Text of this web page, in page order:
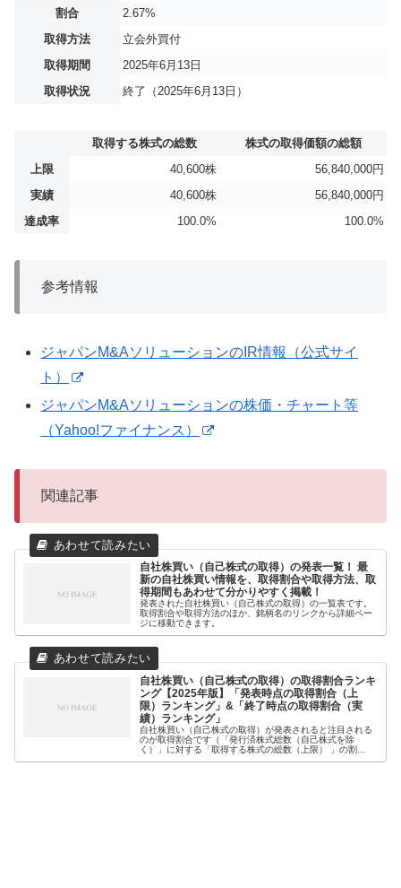
割合
2.67%
取得方法
立会外買付
取得期間
2025年6月13日
取得状況
終了（2025年6月13日）
取得する株式の総数
株式の取得価額の総額
上限
40,600株
56,840,000円
実績
40,600株
56,840,000円
達成率
100.0% 100.0%
参考情報
ジャパンM&AソリューションのIR情報（公式サイ
ト）
ジャパンM&Aソリューションの株価・チャート等
（Yahoo!ファイナンス）
関連記事
自社株買い（自己株式の取得）の発表一覧！ 最
新の自社株買い情報を、取得割合や取得方法、取
得期間もあわせて分かりやすく掲載！
発表された自社株買い（自己株式の取得）の一覧表です。
取得割合や取得方法のほか、銘柄名のリンクから詳細ペー
ジに移動できます。
自社株買い（自己株式の取得）の取得割合ランキ
ング【2025年版】「発表時点の取得割合（上
限）ランキング」&「終了時点の取得割合（実
績）ランキング」
自社株買い（自己株式の取得）が発表されると注目される
のが取得割合です（「発行済株式総数（自己株式を除
く）」に対する「取得する株式の総数（上限） 」の割